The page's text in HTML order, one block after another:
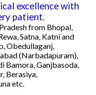
excellence with
patient.
from Bhopal,
Satna, Katniand
Obedullaganj,
(Narbadapuram),
Bamora, Ganjbasoda,
Berasiya,
etc.